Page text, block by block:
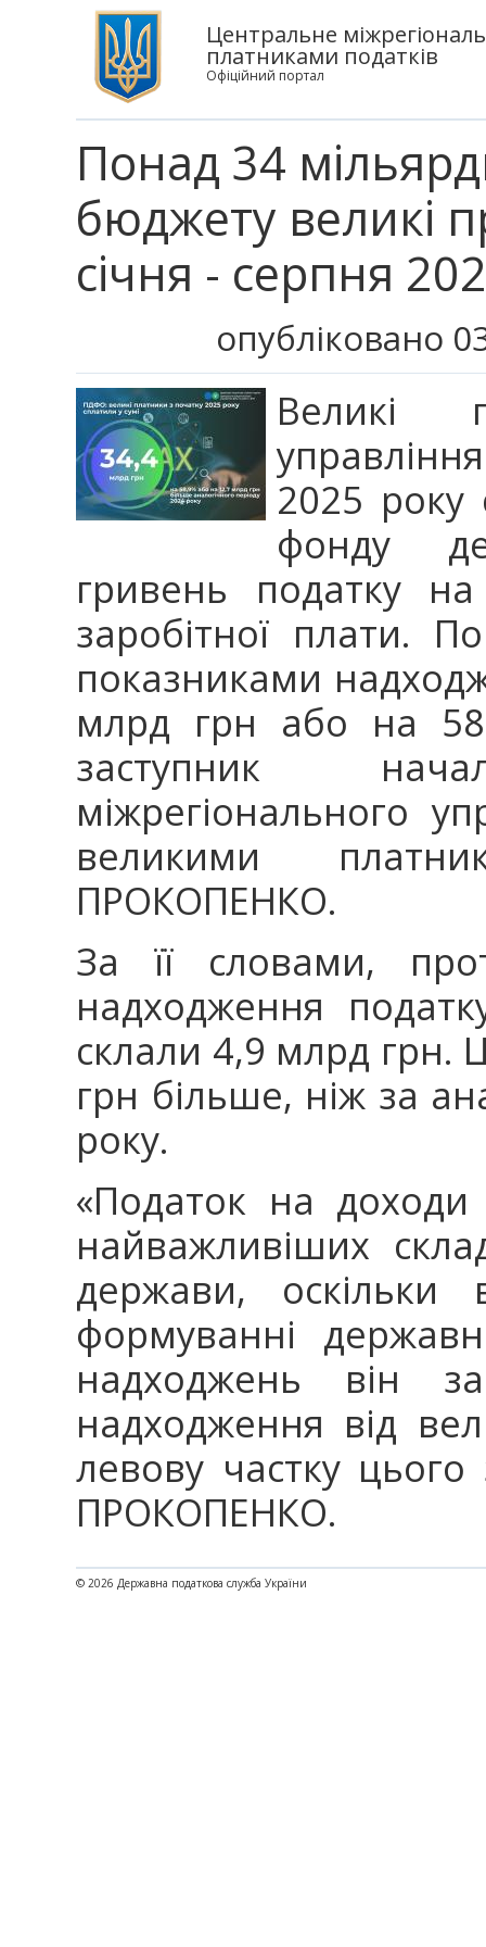
Центральне
платниками податків
Офіційний портал
Понад 34
бюджету великі
січня - серпня
опубліковано
Великі
2025 року
фонду
гривень податку
заробітної плати.
показниками
млрд грн або на
заступник
міжрегіонального
великими
ПРОКОПЕНКО.
За її словами,
надходження
склали 4,9 млрд грн.
грн більше, ніж за
року.
«Податок на
найважливіших
держави, оскільки
формуванні
надходжень він
надходження від
левову частку
ПРОКОПЕНКО.
© 2026 Державна податкова служба України